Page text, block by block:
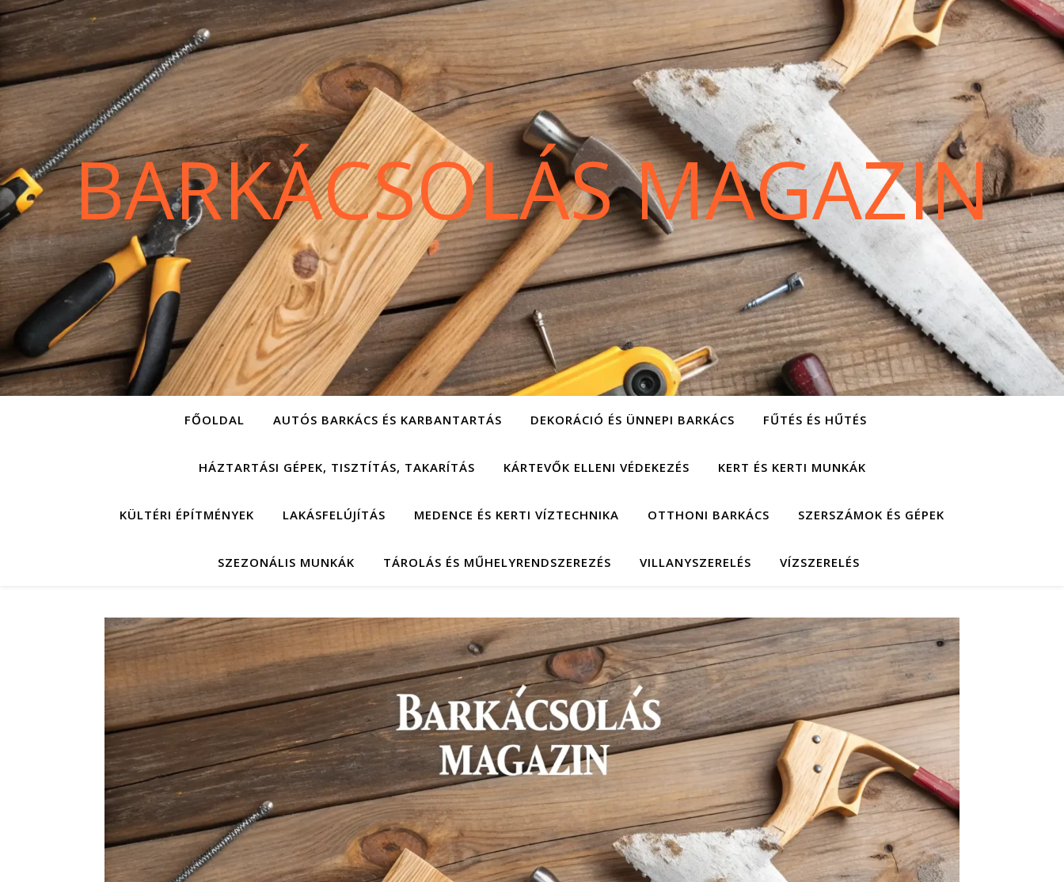
BARKÁCSOLÁS MAGAZIN
FŐOLDAL AUTÓS BARKÁCS ÉS KARBANTARTÁS DEKORÁCIÓ ÉS ÜNNEPI BARKÁCS FŰTÉS ÉS HŰTÉS
HÁZTARTÁSI GÉPEK, TISZTÍTÁS, TAKARÍTÁS KÁRTEVŐK ELLENI VÉDEKEZÉS KERT ÉS KERTI MUNKÁK
KÜLTÉRI ÉPÍTMÉNYEK LAKÁSFELÚJÍTÁS MEDENCE ÉS KERTI VÍZTECHNIKA OTTHONI BARKÁCS SZERSZÁMOK ÉS GÉPEK
SZEZONÁLIS MUNKÁK TÁROLÁS ÉS MŰHELYRENDSZEREZÉS VILLANYSZERELÉS VÍZSZERELÉS